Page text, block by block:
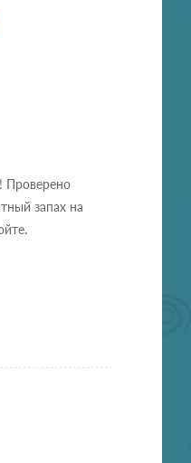
Проверено
запах на